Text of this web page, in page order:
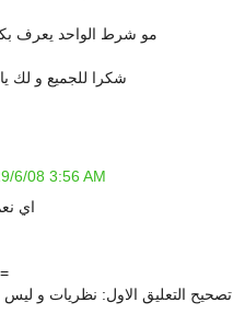
مو شرط الواحد يعرف
شكرا للجميع و لك
6/08 3:56 AM
اي
تصحيح التعليق الاول: نظريات و